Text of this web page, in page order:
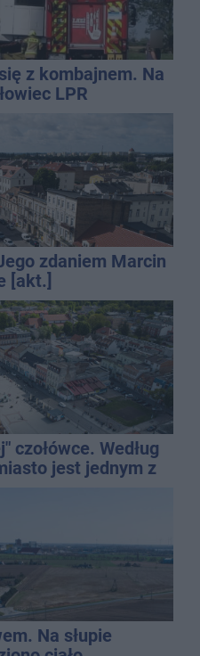
z kombajnem. Na
LPR
zdaniem Marcin
[akt.]
czołówce. Według
jest jednym z
Na słupie